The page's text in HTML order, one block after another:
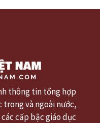
thông tin tổng hợp
trong và ngoài nước,
cấp bậc giáo dục